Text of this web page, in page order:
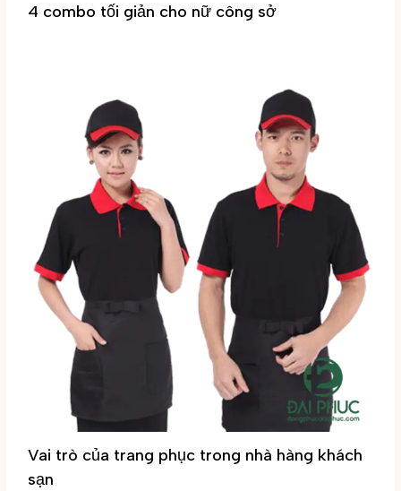
4 combo tối giản cho nữ công sở
Vai trò của trang phục trong nhà hàng khách
sạn